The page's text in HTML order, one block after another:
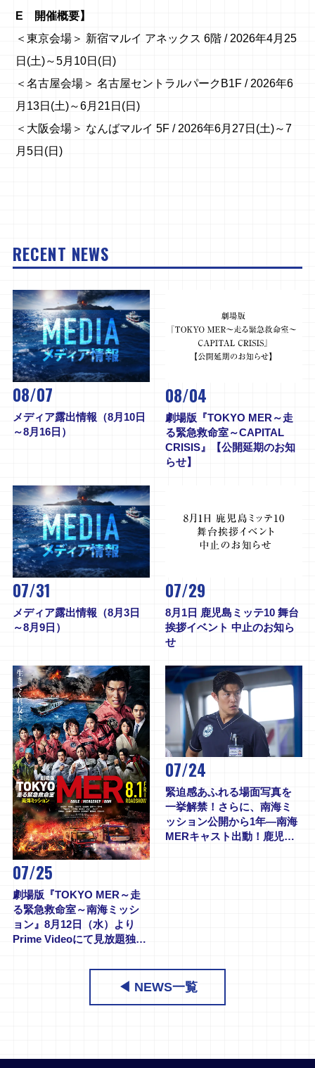
E 開催概要】
＜東京会場＞ 新宿マルイ アネックス 6階 / 2026年4月25
日(土)～5月10日(日)
＜名古屋会場＞ 名古屋セントラルパークB1F / 2026年6
月13日(土)～6月21日(日)
＜大阪会場＞ なんばマルイ 5F / 2026年6月27日(土)～7
月5日(日)
RECENT NEWS
08/07
メディア露出情報（8月10日
～8月16日）
08/04
劇場版『TOKYO MER～走
る緊急救命室～CAPITAL
CRISIS』【公開延期のお知
らせ】
07/31
メディア露出情報（8月3日
～8月9日）
07/29
8月1日 鹿児島ミッテ10 舞台
挨拶イベント 中止のお知ら
せ
07/25
劇場版『TOKYO MER～走
る緊急救命室～南海ミッシ
ョン』8月12日（水）より
Prime Videoにて見放題独占
07/24
緊迫感あふれる場面写真を
一挙解禁！さらに、南海ミ
ッション公開から1年―南海
MERキャスト出動！鹿児島
◀ NEWS一覧